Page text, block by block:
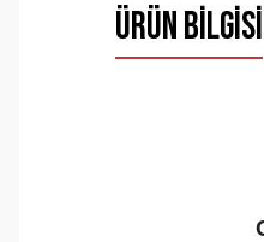
Ürün Bilgisi